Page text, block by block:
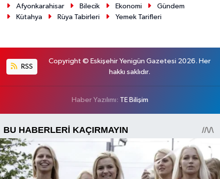
Afyonkarahisar
Bilecik Ekonomi
Gündem
Kütahya
Rüya Tabirleri Yemek Tarifleri
RSS
Copyright © Eskişehir Yenigün Gazetesi 2026. Her
hakkı saklıdır.
Haber Yazılımı: TE Bilişim